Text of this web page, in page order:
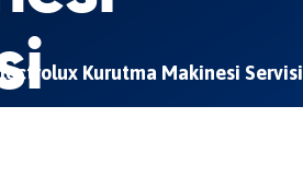
Kurutma Makinesi Servisi